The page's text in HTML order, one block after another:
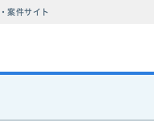
案件サイト